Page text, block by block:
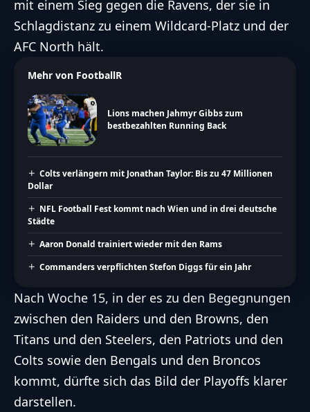
mit einem Sieg gegen die Ravens, der sie in
Schlagdistanz zu einem Wildcard-Platz und der
AFC North hält.
Mehr von FootballR
Lions machen Jahmyr Gibbs zum
bestbezahlten Running Back
Colts verlängern mit Jonathan Taylor: Bis zu 47 Millionen
Dollar
NFL Football Fest kommt nach Wien und in drei deutsche
Städte
Aaron Donald trainiert wieder mit den Rams
Commanders verpflichten Stefon Diggs für ein Jahr
Nach Woche 15, in der es zu den Begegnungen
zwischen den Raiders und den Browns, den
Titans und den Steelers, den Patriots und den
Colts sowie den Bengals und den Broncos
kommt, dürfte sich das Bild der Playoffs klarer
darstellen.